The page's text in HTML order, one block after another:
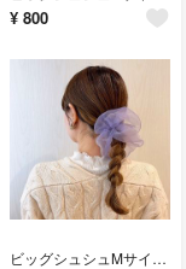
¥ 800
ビッグシュシュMサイズ /ラベンダー